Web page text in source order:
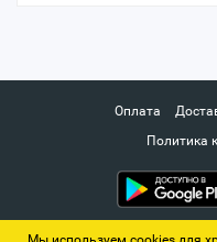
Оплата
Политика